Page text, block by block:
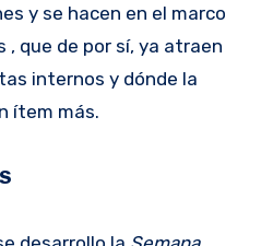
y se hacen en el marco
que de por sí, ya atraen
internos y dónde la
ítem más.